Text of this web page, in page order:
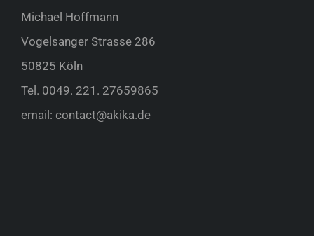
Michael Hoffmann
Vogelsanger Strasse 286
50825 Köln
Tel. 0049. 221. 27659865
email: contact@akika.de